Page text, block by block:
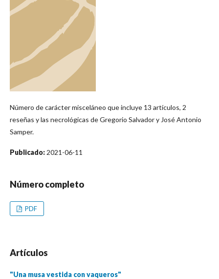
Número de carácter misceláneo que incluye 13 artículos, 2
reseñas y las necrológicas de Gregorio Salvador y José Antonio
Samper.
Publicado: 2021-06-11
Número completo
PDF
Artículos
"Una musa vestida con vaqueros"